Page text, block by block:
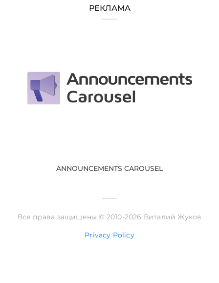
РЕКЛАМА
ANNOUNCEMENTS CAROUSEL
Все права защищены © 2010-2026 Виталий Жуков
Privacy Policy